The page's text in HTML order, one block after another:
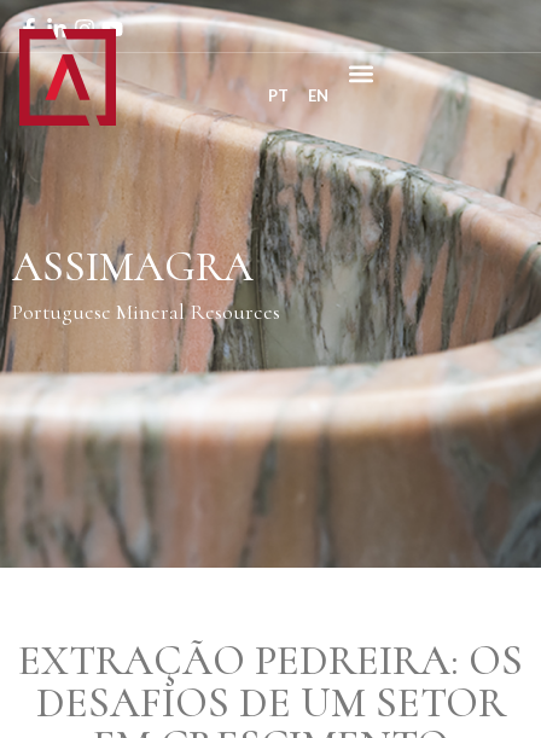
PT EN
ASSIMAGRA
Portuguese Mineral Resources
EXTRAÇÃO PEDREIRA: OS
DESAFIOS DE UM SETOR